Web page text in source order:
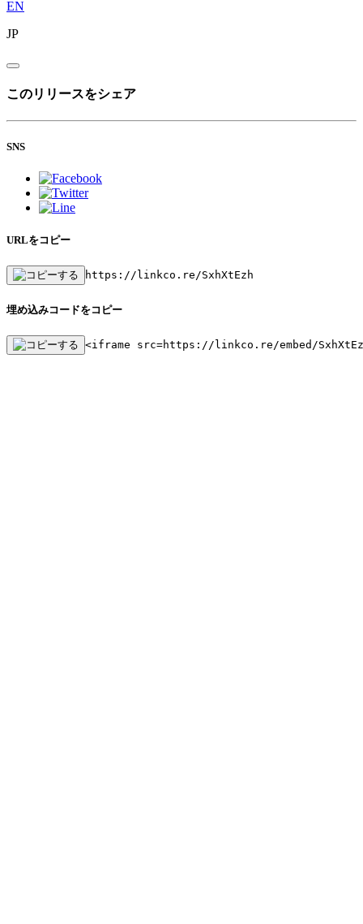
EN
JP
このリリースをシェア
SNS
URLをコピー
https://linkco.re/SxhXtEzh
埋め込みコードをコピー
<iframe src=https://linkco.re/embed/